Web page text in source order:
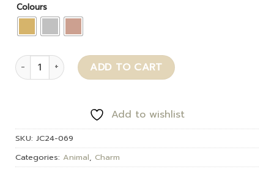
Colours
Dog quantity ADD TO CART
Add to wishlist
SKU: JC24-069
Categories: Animal, Charm